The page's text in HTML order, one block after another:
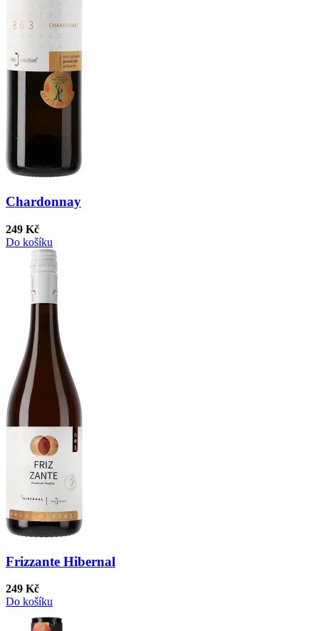
Chardonnay
249 Kč
Do košíku
Frizzante Hibernal
249 Kč
Do košíku